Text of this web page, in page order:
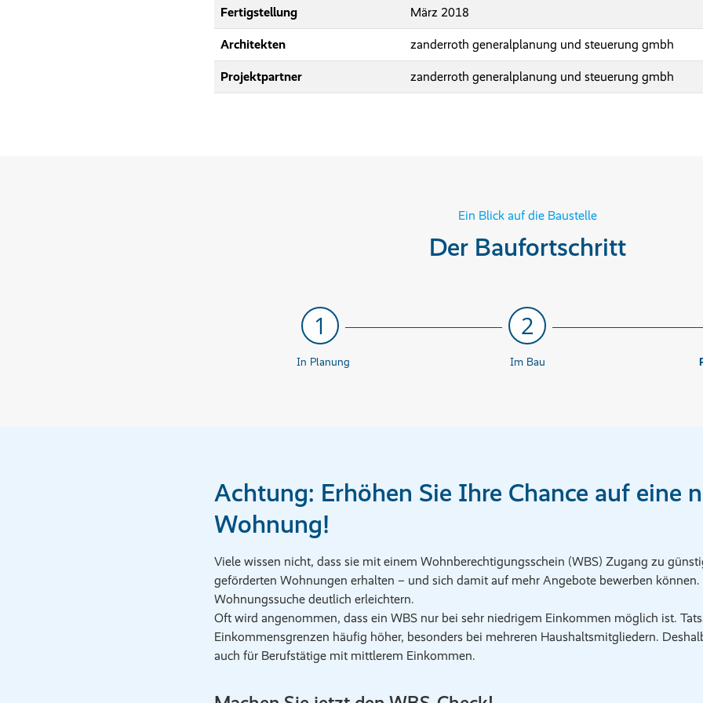
Fertigstellung März 2018
Architekten zanderroth generalplanung und steuerung gmbh
Projektpartner zanderroth generalplanung und steuerung gmbh
Ein Blick auf die Baustelle
Der Baufortschritt
1
In Planung
2
Im Bau
Achtung: Erhöhen Sie Ihre Chance auf eine
Wohnung!
Viele wissen nicht, dass sie mit einem Wohnberechtigungsschein (WBS) Zugang zu
geförderten Wohnungen erhalten – und sich damit auf mehr Angebote bewerben
Wohnungssuche deutlich erleichtern.
Oft wird angenommen, dass ein WBS nur bei sehr niedrigem Einkommen möglich ist.
Einkommensgrenzen häufig höher, besonders bei mehreren Haushaltsmitgliedern.
auch für Berufstätige mit mittlerem Einkommen.